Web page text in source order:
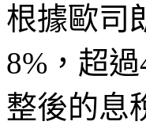
根據歐司
8%，超
整後的息